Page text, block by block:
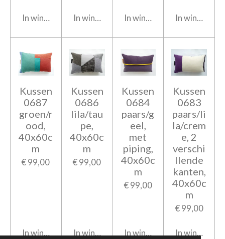
In winkelwagenIn winkelwagenIn winkelwagenIn
Kussen
0687
groen/r
ood,
40x60c
m
€ 99,00
In winkelwagen
Kussen
0686
lila/tau
pe,
40x60c
m
€ 99,00
In winkelwagen
Kussen
0684
paars/g
eel,
met
piping,
40x60c
m
€ 99,00
In winkelwagen
Kussen
0683
paars/li
la/crem
e, 2
verschi
llende
kanten,
40x60c
m
€ 99,00
In